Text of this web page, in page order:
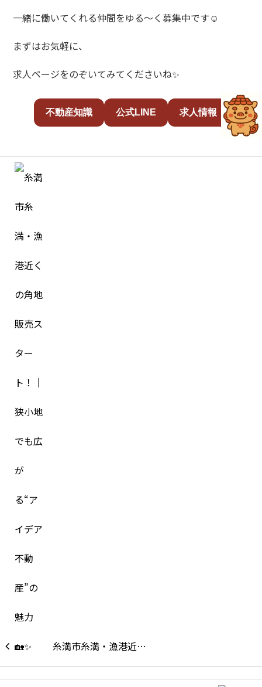
一緒に働いてくれる仲間をゆる～く募集中です☺️
まずはお気軽に、
求人ページをのぞいてみてくださいね✨
不動産知識 公式LINE 求人情報
糸満市糸満・漁港近…